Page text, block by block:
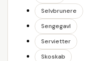
Selvbrunere
Sengegavl
Servietter
Skoskab